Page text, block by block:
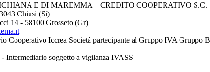
E DI MAREMMA – CREDITO COOPERATIVO S.C.
Chiusi (Si)
14 - 58100 Grosseto (Gr)
Cooperativo Iccrea Società partecipante al Gruppo IVA Gruppo
- Intermediario soggetto a vigilanza IVASS